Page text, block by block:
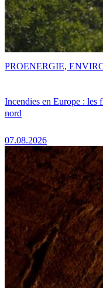
Incendies en Europe : les
nord
07.08.2026
PROENERGIE,